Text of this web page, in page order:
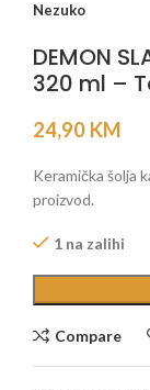
Nezuko
DEMON
320 ml –
24,90 KM
Keramička šolja
proizvod.
1 na zalihi
Compare